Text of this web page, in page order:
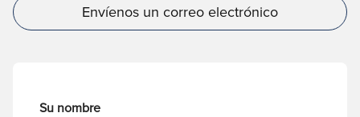
Envíenos un correo electrónico
Su nombre